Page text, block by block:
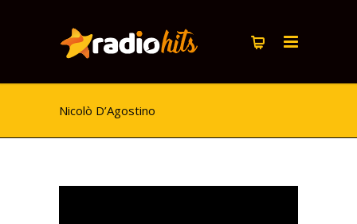
Nicolò D’Agostino